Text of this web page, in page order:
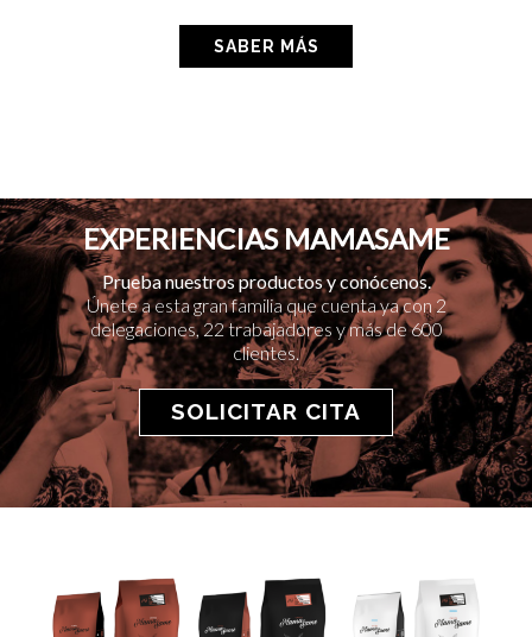
SABER MÁS
EXPERIENCIAS MAMASAME
Prueba nuestros productos y conócenos.
Únete a esta gran familia que cuenta ya con 2
delegaciones, 22 trabajadores y más de 600
clientes.
SOLICITAR CITA